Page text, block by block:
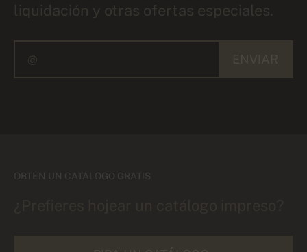
liquidación y otras ofertas especiales.
OBTÉN UN CATÁLOGO GRATIS